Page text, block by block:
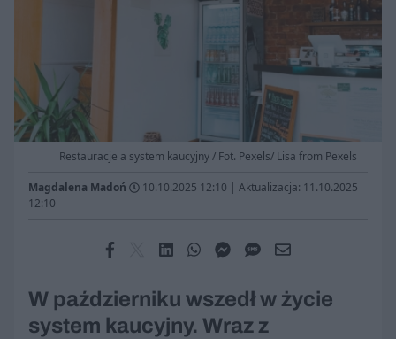
Restauracje a system kaucyjny / Fot. Pexels/ Lisa from Pexels
Magdalena Madoń 10.10.2025 12:10 | Aktualizacja: 11.10.2025
12:10
W październiku wszedł w życie
system kaucyjny. Wraz z